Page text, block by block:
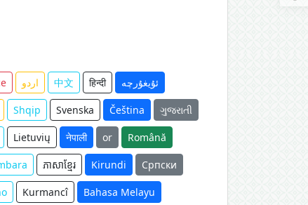
اردو 中文 हिन्दी ئۇيغۇرچە
Shqip Svenska Čeština ગુજરાતી
Lietuvių नेपाली or Română
ភាសាខ្មែរ Kirundi Српски
Kurmancî Bahasa Melayu